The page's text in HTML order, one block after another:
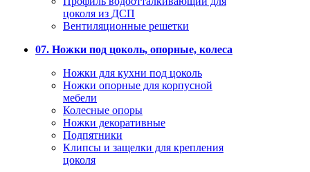
цоколя из ДСП
Вентиляционные решетки
07. Ножки под цоколь, опорные, колеса
Ножки для кухни под цоколь
Ножки опорные для корпусной
мебели
Колесные опоры
Ножки декоративные
Подпятники
Клипсы и защелки для крепления
цоколя